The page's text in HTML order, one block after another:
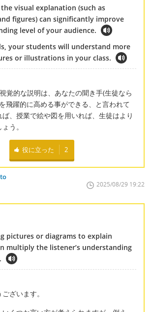
visual explanation (such as
figures) can significantly improve
level of your audience.
your students will understand more
or illustrations in your class.
覚的な説明は、あなたの聞き手(生徒なら
飛躍的に高める事ができる、と言われて
、授業で絵や図を用いれば、生徒はより
う。
役に立った 2
2025/08/29 19:22
pictures or diagrams to explain
multiply the listener’s understanding
ざいます。